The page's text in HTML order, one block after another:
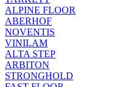
ALPINE FLOOR
ABERHOF
NOVENTIS
VINILAM
ALTA STEP
ARBITON
STRONGHOLD